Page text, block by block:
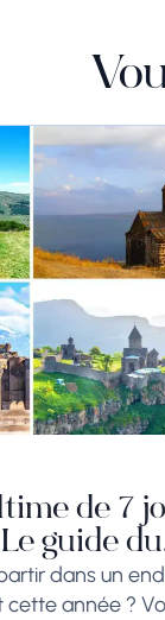
de 7
guide du
dans un
année ?